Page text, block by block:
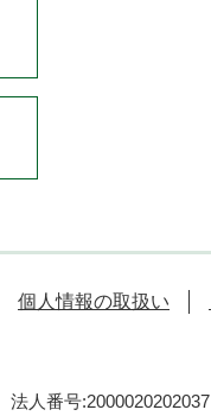
個人情報の取扱い
法人番号:2000020202037